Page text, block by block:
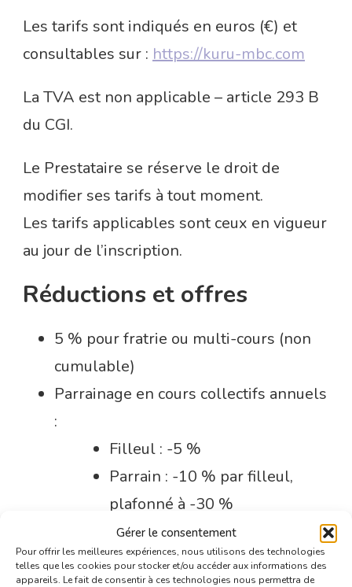
Gérer le consentement
Pour offrir les meilleures expériences, nous utilisons des technologies
telles que les cookies pour stocker et/ou accéder aux informations des
appareils. Le fait de consentir à ces technologies nous permettra de
Les tarifs sont indiqués en euros (€) et
consultables sur : https://kuru-mbc.com
La TVA est non applicable – article 293 B
du CGI.
Le Prestataire se réserve le droit de
modifier ses tarifs à tout moment.
Les tarifs applicables sont ceux en vigueur
au jour de l’inscription.
Réductions et offres
5 % pour fratrie ou multi-cours (non
cumulable)
Parrainage en cours collectifs annuels
:
Filleul : -5 %
Parrain : -10 % par filleul,
plafonné à -30 %
-20 % sur les stages pour les inscrits
en cours collectifs annuels